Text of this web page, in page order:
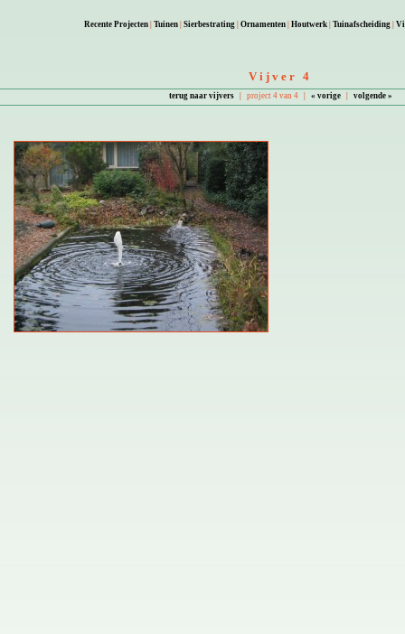
Recente Projecten Tuinen Sierbestrating Ornamenten Houtwerk Tuinafscheiding
Vijver 4
terug naar vijvers| project 4 van 4| « vorige| volgende »